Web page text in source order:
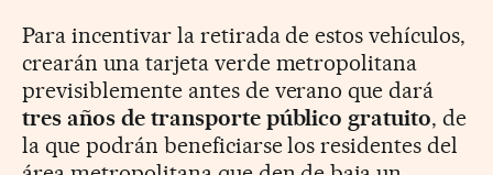
Para incentivar la retirada de estos vehículos,
crearán una tarjeta verde metropolitana
previsiblemente antes de verano que dará
tres años de transporte público gratuito, de
la que podrán beneficiarse los residentes del